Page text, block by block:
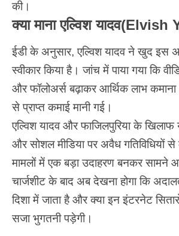
की।
क्या मानाएल्विश यादव(Elvish
ईडी के अनुसार,एल्विश यादवने खुद इस
स्वीकार किया है। जांच में पाया गया कि
और फॉलोअर्स बढ़ाकर आर्थिक लाभ
से प्राप्त कमाई मानी गई।
एल्विश यादव और फाजिलपुरिया के खिलाफ
और सोशल मीडिया पर अवैध गतिविधियों
मामलों में एक बड़ा उदाहरण बनकर सामने
चार्जशीट के बाद अब देखना होगा कि
दिशा में जाता है और क्या इन इंटरनेट
सजा भुगतनी पड़ेगी।